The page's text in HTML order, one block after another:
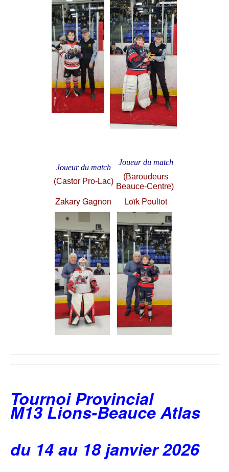
Joueur du match
(Castor Pro-Lac)
Joueur du match
(Baroudeurs
Beauce-Centre)
Zakary Gagnon Loïk Pouliot
Tournoi Provincial
M13 Lions-Beauce Atlas
du 14 au 18 janvier 2026